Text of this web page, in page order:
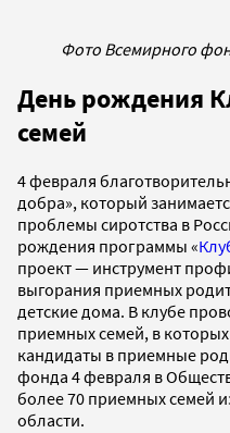
Фото Всемирного
День рождения
семей
4 февраля
добра», который
проблемы сиротства в
рождения программы «
проект — инструмент
выгорания приемных
детские дома. В клубе
приемных семей, в
кандидаты в приемные
фонда 4 февраля в
более 70 приемных семей
области.